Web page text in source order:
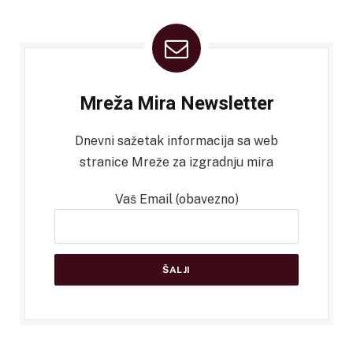
Mreža Mira Newsletter
Dnevni sažetak informacija sa web
stranice Mreže za izgradnju mira
Vaš Email (obavezno)